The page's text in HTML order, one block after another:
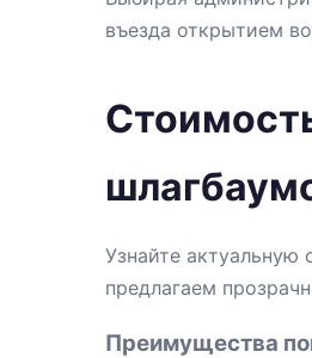
въезда открытием
Узнайте
предлагаем
Преимущества